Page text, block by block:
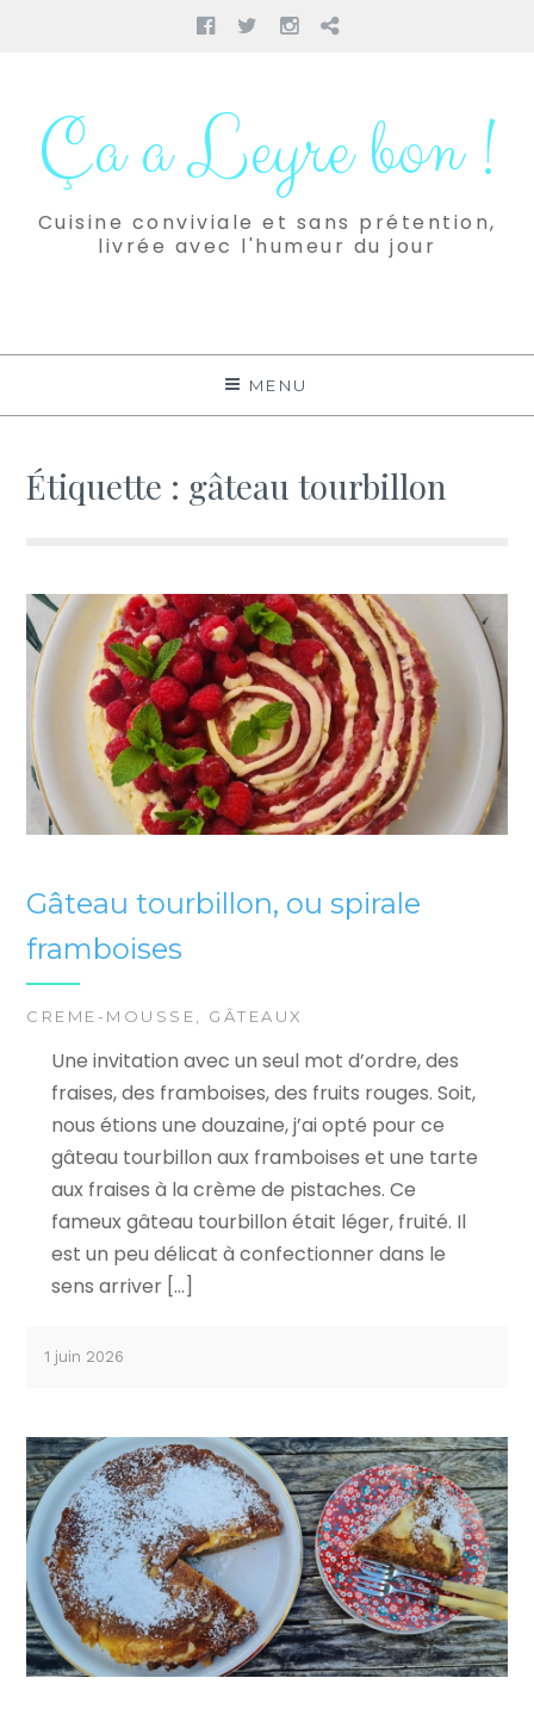
Facebook
TwitterInstagram
Pinterest
contenuÇa a Leyre bon !
Cuisine conviviale et sans prétention,
livrée avec l'humeur du jour
MENU
Étiquette : gâteau tourbillon
Gâteau tourbillon, ou spirale
framboises
CREME-MOUSSE, GÂTEAUX
Une invitation avec un seul mot d’ordre, des
fraises, des framboises, des fruits rouges. Soit,
nous étions une douzaine, j’ai opté pour ce
gâteau tourbillon aux framboises et une tarte
aux fraises à la crème de pistaches. Ce
fameux gâteau tourbillon était léger, fruité. Il
est un peu délicat à confectionner dans le
sens arriver […]
1 juin 2026